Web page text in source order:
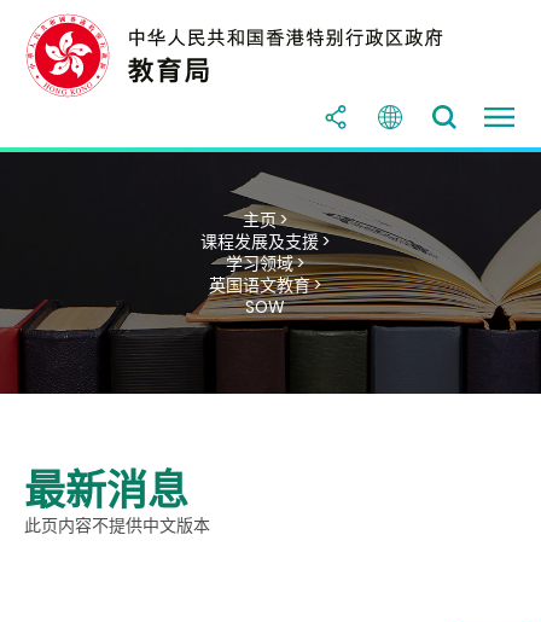
主页 >
课程发展及支援 >
学习领域 >
英国语文教育 >
SOW
最新消息
此页内容不提供中文版本